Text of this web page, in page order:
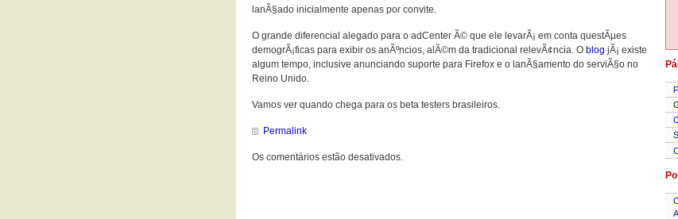
lanÃ§ado inicialmente apenas por convite.
O grande diferencial alegado para o adCenter Ã© que ele levarÃ¡ em conta questÃµes
demogrÃ¡ficas para exibir os anÃºncios, alÃ©m da tradicional relevÃ¢ncia. O blog jÃ¡ existe
algum tempo, inclusive anunciando suporte para Firefox e o lanÃ§amento do serviÃ§o no
Reino Unido.
Vamos ver quando chega para os beta testers brasileiros.
Permalink
Os comentários estão desativados.